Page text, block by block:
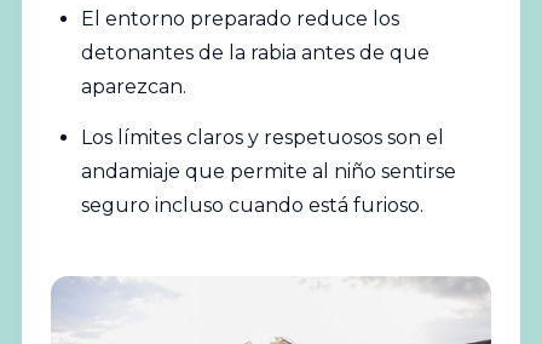
El entorno preparado reduce los
detonantes de la rabia antes de que
aparezcan.
Los límites claros y respetuosos son el
andamiaje que permite al niño sentirse
seguro incluso cuando está furioso.